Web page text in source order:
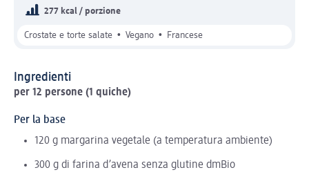
277 kcal / porzione
Crostate e torte salate • Vegano • Francese
Ingredienti
per 12 persone (1 quiche)
Per la base
120 g margarina vegetale (a temperatura ambiente)
300 g di farina d’avena senza glutine dmBio